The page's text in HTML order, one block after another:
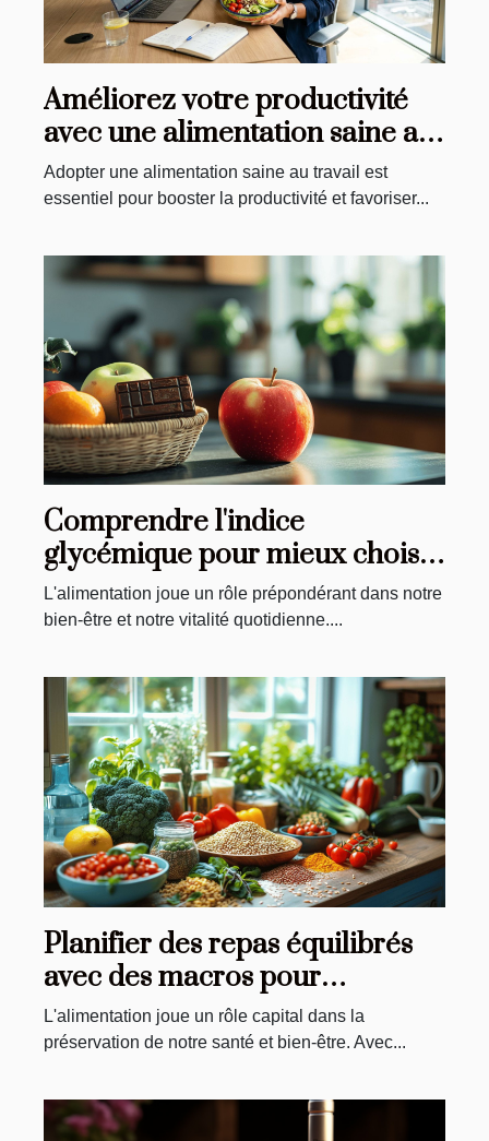
Améliorez votre productivité
avec une alimentation saine au
travail
Adopter une alimentation saine au travail est
essentiel pour booster la productivité et favoriser...
Comprendre l'indice
glycémique pour mieux choisir
vos aliments et contrôler votre
énergie
L'alimentation joue un rôle prépondérant dans notre
bien-être et notre vitalité quotidienne....
Planifier des repas équilibrés
avec des macros pour
débutants
L'alimentation joue un rôle capital dans la
préservation de notre santé et bien-être. Avec...